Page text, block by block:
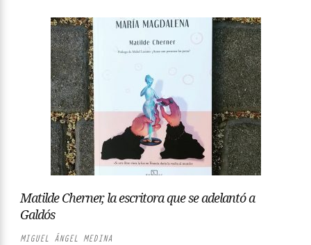
Matilde Cherner, la escritora que se adelantó a
Galdós
MIGUEL ÁNGEL MEDINA